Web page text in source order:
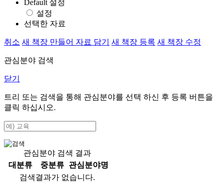
Default 설정
설정
선택한 자료
취소 새 책장 만들어 자료 담기 새 책장 등록 새 책장 수정
관심분야 검색
닫기
트리 또는 검색을 통해 관심분야를 선택 하신 후 등록 버튼을
클릭 하십시오.
관심분야 검색 결과
대분류
중분류
관심분야명
검색결과가 없습니다.